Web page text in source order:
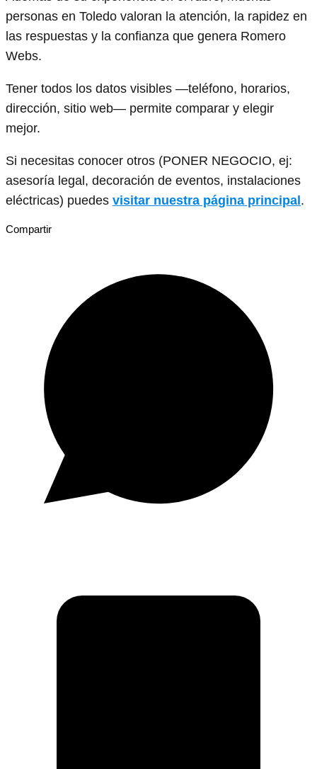
personas en Toledo valoran la atención, la rapidez en
las respuestas y la confianza que genera Romero
Webs.
Tener todos los datos visibles —teléfono, horarios,
dirección, sitio web— permite comparar y elegir
mejor.
Si necesitas conocer otros (PONER NEGOCIO, ej:
asesoría legal, decoración de eventos, instalaciones
eléctricas) puedes visitar nuestra página principal.
Compartir